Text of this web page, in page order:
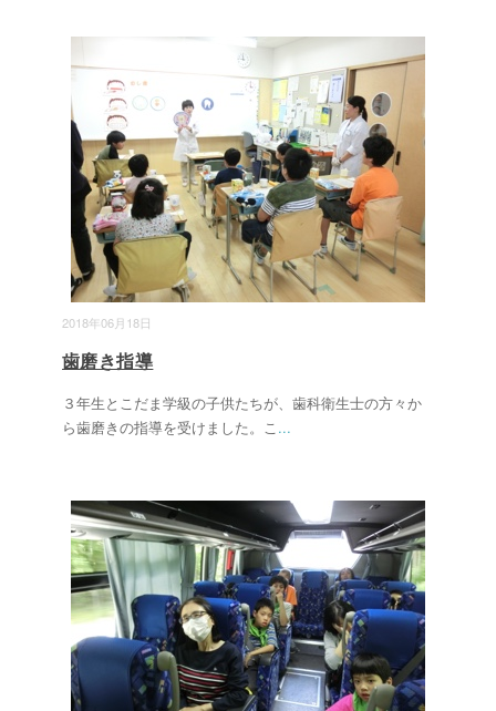
2018年06月18日
歯磨き指導
３年生とこだま学級の子供たちが、歯科衛生士の方々か
ら歯磨きの指導を受けました。こ ...